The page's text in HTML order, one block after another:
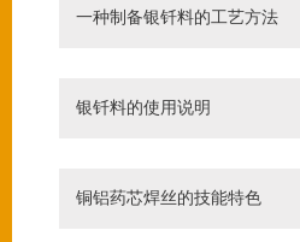
一种制备银钎料的工艺方法
银钎料的使用说明
铜铝药芯焊丝的技能特色